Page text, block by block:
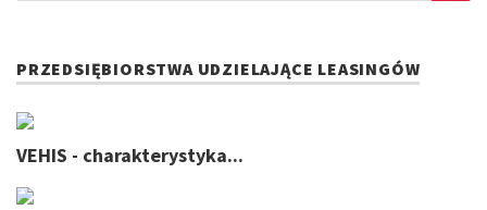
PRZEDSIĘBIORSTWA UDZIELAJĄCE LEASINGÓW
VEHIS - charakterystyka...